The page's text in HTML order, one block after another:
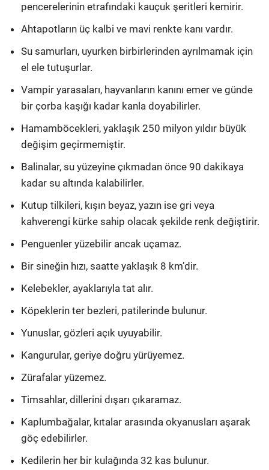
pencerelerinin etrafındaki kauçuk şeritleri kemirir.
Ahtapotların üç kalbi ve mavi renkte kanı vardır.
Su samurları, uyurken birbirlerinden ayrılmamak için
el ele tutuşurlar.
Vampir yarasaları, hayvanların kanını emer ve günde
bir çorba kaşığı kadar kanla doyabilirler.
Hamamböcekleri, yaklaşık 250 milyon yıldır büyük
değişim geçirmemiştir.
Balinalar, su yüzeyine çıkmadan önce 90 dakikaya
kadar su altında kalabilirler.
Kutup tilkileri, kışın beyaz, yazın ise gri veya
kahverengi kürke sahip olacak şekilde renk değiştirir.
Penguenler yüzebilir ancak uçamaz.
Bir sineğin hızı, saatte yaklaşık 8 km’dir.
Kelebekler, ayaklarıyla tat alır.
Köpeklerin ter bezleri, patilerinde bulunur.
Yunuslar, gözleri açık uyuyabilir.
Kangurular, geriye doğru yürüyemez.
Zürafalar yüzemez.
Timsahlar, dillerini dışarı çıkaramaz.
Kaplumbağalar, kıtalar arasında okyanusları aşarak
göç edebilirler.
Kedilerin her bir kulağında 32 kas bulunur.